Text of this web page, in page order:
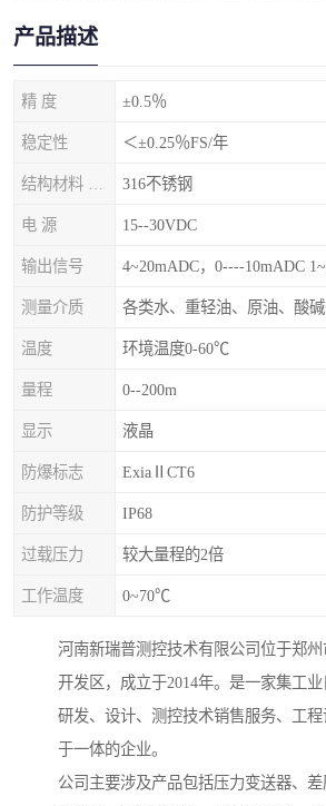
产品描述
精 度 ±0.5％
稳定性 ＜±0.25％FS/年
316不锈钢
电 源 15--30VDC
输出信号 4~20mADC，0----10mADC
测量介质 各类水、重轻油、原油、酸
温度 环境温度0-60℃
量程 0--200m
显示 液晶
防爆标志 ExiaⅡCT6
防护等级 IP68
过载压力 较大量程的2倍
工作温度 0~70℃
河南新瑞普测控技术有限公司位于郑
开发区，成立于2014年。是一家集工
研发、设计、测控技术销售服务、工
于一体的企业。
公司主要涉及产品包括压力变送器、